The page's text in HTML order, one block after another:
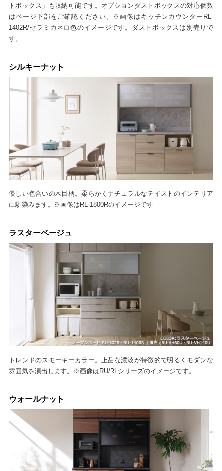
トボックス」も収納可能です。オプションダストボックスの対応個数
はページ下部をご確認ください。※画像はキッチンカウンターRL-
1402R/セラミカネロ色のイメージです。ダストボックスは別売りで
す。
シルキーナット
優しい色合いの木目柄。柔らかくナチュラルなテイストのインテリア
に馴染みます。※画像はRL-1800Rのイメージです
ラスターベージュ
トレンドのスモーキーカラー。上品な濃淡が特徴的で明るくモダンな
雰囲気を演出します。※画像はRU/RLシリーズのイメージです。
ウォールナット